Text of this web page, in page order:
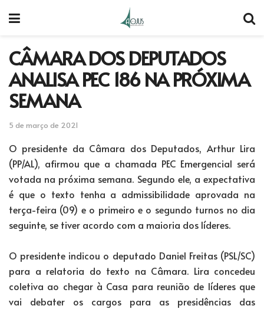
CÂMARA DOS DEPUTADOS
ANALISA PEC 186 NA PRÓXIMA
SEMANA
5 de março de 2021
O presidente da Câmara dos Deputados, Arthur Lira
(PP/AL), afirmou que a chamada PEC Emergencial será
votada na próxima semana. Segundo ele, a expectativa
é que o texto tenha a admissibilidade aprovada na
terça-feira (09) e o primeiro e o segundo turnos no dia
seguinte, se tiver acordo com a maioria dos líderes.
O presidente indicou o deputado Daniel Freitas (PSL/SC)
para a relatoria do texto na Câmara. Lira concedeu
coletiva ao chegar à Casa para reunião de líderes que
vai debater os cargos para as presidências das